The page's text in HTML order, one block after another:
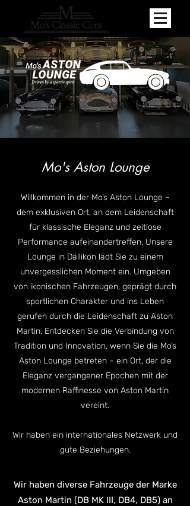
Mo's Aston Lounge
Willkommen in der Mo’s Aston Lounge –
dem exklusiven Ort, an dem Leidenschaft
für klassische Eleganz und zeitlose
Performance aufeinandertreffen. Unsere
Lounge in Dällikon lädt Sie zu einem
unvergesslichen Moment ein. Umgeben
von ikonischen Fahrzeugen, geprägt durch
sportlichen Charakter und ins Leben
gerufen durch die Leidenschaft zu Aston
Martin. Entdecken Sie die Verbindung von
Tradition und Innovation, wenn Sie die Mo’s
Aston Lounge betreten – ein Ort, der die
Eleganz vergangener Epochen mit der
modernen Raffinesse von Aston Martin
vereint.
Wir haben ein internationales Netzwerk und
gute Beziehungen.
Wir haben diverse Fahrzeuge der Marke
Aston Martin (DB MK III, DB4, DB5) an